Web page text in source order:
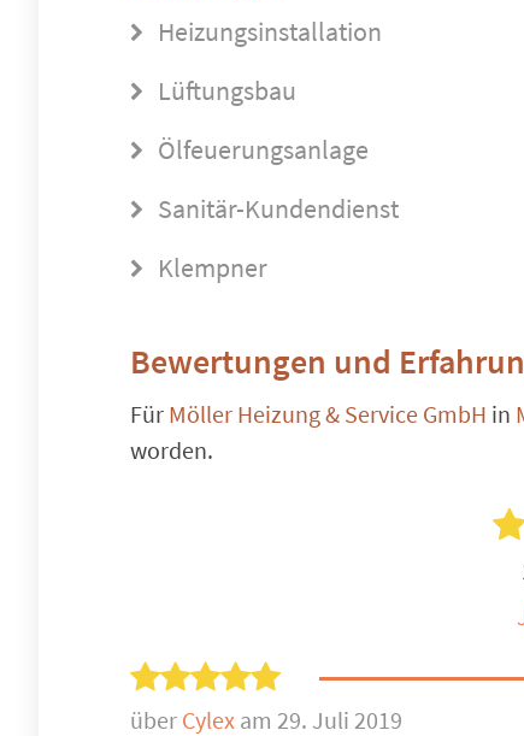
Heizungsinstallation
Lüftungsbau
Ölfeuerungsanlage
Sanitär-Kundendienst
Klempner
Bewertungen und
Für Möller Heizung & Service GmbH in
worden.
über Cylex am 29. Juli 2019